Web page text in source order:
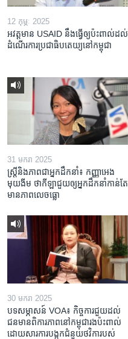
12 កុម្ភៈ 2025
អវត្តមាន USAID នឹងធ្វើឲ្យប៉ះពាល់ដល់
ដំណើរការប្រជាធិបតេយ្យនៅកម្ពុជា
31 មករា 2025
ស្រ្តី​និង​ភាព​ជា​អ្នក​ដឹកនាំ៖ កញ្ញា​អេង
មុយងីម ថា​កីឡា​ជួយឲ្យ​អ្នកដឹកនាំ​កាន់តែ​
មាន​ភាព​លេចធ្លោ
30 មករា 2025
បទសម្ភាសន៍ VOA៖ កិច្ចការ​ជួយ​ដល់​
ជន​មាន​ពិការភាព​នៅកម្ពុជា​រង​ប៉ះពាល់​
ដោយសារ​ការ​បង្កក​ជំនួយ​ថវិកា​របស់​